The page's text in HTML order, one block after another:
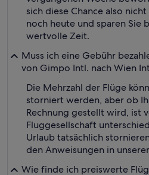
sich diese Chance also
noch heute und sparen Sie
wertvolle Zeit.
Muss ich eine Gebühr
von Gimpo Intl. nach Wien
Die Mehrzahl der Flüge
storniert werden, aber ob
Rechnung gestellt wird, ist
Fluggesellschaft
Urlaub tatsächlich
den Anweisungen in
Wie finde ich preiswerte